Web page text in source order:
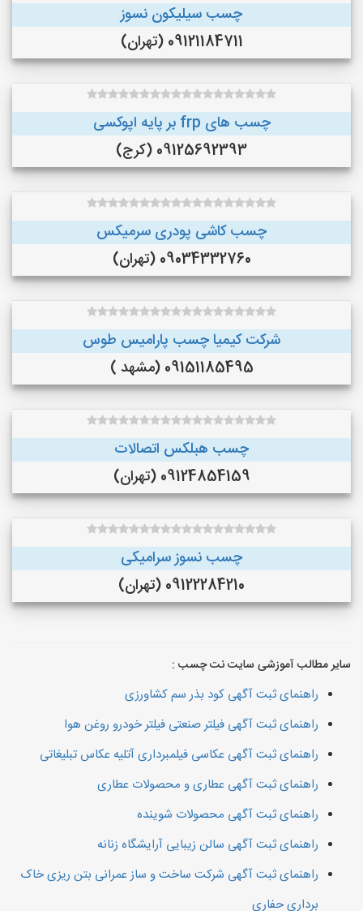
چسب سیلیکون نسوز
09121184711 (تهران)
چسب های frp بر پایه اپوکسی
09125692393 (کرج)
چسب کاشی پودری سرمیکس
09034332760 (تهران)
شرکت کیمیا چسب پارامیس طوس
09151185495 (مشهد )
چسب هبلکس اتصالات
09124854159 (تهران)
چسب نسوز سرامیکی
09122284210 (تهران)
سایر مطالب آموزشی سایت نت چسب :
راهنمای ثبت آگهی کود بذر سم کشاورزی
راهنمای ثبت آگهی فیلتر صنعتی فیلتر خودرو روغن هوا
راهنمای ثبت آگهی عکاسی فیلمبرداری آتلیه عکاس تبلیغاتی
راهنمای ثبت آگهی عطاری و محصولات عطاری
راهنمای ثبت آگهی محصولات شوینده
راهنمای ثبت آگهی سالن زیبایی آرایشگاه زنانه
راهنمای ثبت آگهی شرکت ساخت و ساز عمرانی بتن ریزی خاک
برداری حفاری